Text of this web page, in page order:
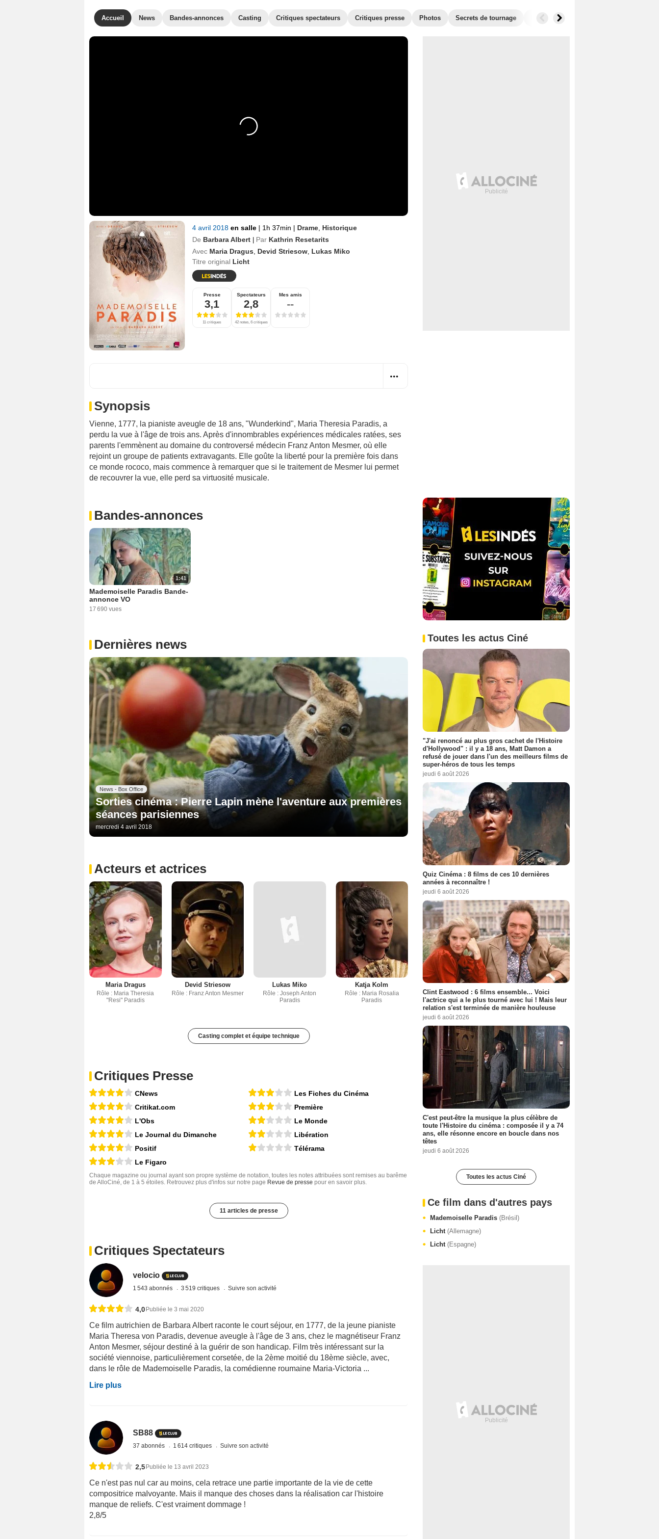
Accueil News Bandes-annonces Casting Critiques spectateurs Critiques presse Photos Secrets de tournage Box Office
4 avril 2018 en salle | 1h 37min | Drame Historique
De Barbara Albert | Par Kathrin Resetarits
Avec Maria Dragus Devid Striesow Lukas Miko
Titre original Licht
Presse
3,1
11 critiques
Spectateurs
2,8
42 notes, 6 critiques
Mes amis
--
Synopsis
Vienne, 1777, la pianiste aveugle de 18 ans, "Wunderkind", Maria Theresia Paradis, a
perdu la vue à l'âge de trois ans. Après d'innombrables expériences médicales ratées, ses
parents l'emmènent au domaine du controversé médecin Franz Anton Mesmer, où elle
rejoint un groupe de patients extravagants. Elle goûte la liberté pour la première fois dans
ce monde rococo, mais commence à remarquer que si le traitement de Mesmer lui permet
de recouvrer la vue, elle perd sa virtuosité musicale.
Bandes-annonces
1:41
Mademoiselle Paradis Bande-
annonce VO
17 690 vues
Dernières news
News - Box Office
Sorties cinéma : Pierre Lapin mène l'aventure aux premières
séances parisiennes
mercredi 4 avril 2018
Acteurs et actrices
Maria Dragus
Rôle : Maria Theresia
"Resi" Paradis
Devid Striesow
Rôle : Franz Anton Mesmer
Lukas Miko
Rôle : Joseph Anton
Paradis
Katja Kolm
Rôle : Maria Rosalia
Paradis
Casting complet et équipe technique
Critiques Presse
CNews
Critikat.com
L'Obs
Le Journal du Dimanche
Positif
Le Figaro
Les Fiches du Cinéma
Première
Le Monde
Libération
Télérama
Chaque magazine ou journal ayant son propre système de notation, toutes les notes attribuées sont remises au barême
de AlloCiné, de 1 à 5 étoiles. Retrouvez plus d'infos sur notre page Revue de presse pour en savoir plus.
11 articles de presse
Critiques Spectateurs
velocio
1 543 abonnés 3 519 critiques Suivre son activité
4,0 Publiée le 3 mai 2020
Ce film autrichien de Barbara Albert raconte le court séjour, en 1777, de la jeune pianiste
Maria Theresa von Paradis, devenue aveugle à l'âge de 3 ans, chez le magnétiseur Franz
Anton Mesmer, séjour destiné à la guérir de son handicap. Film très intéressant sur la
société viennoise, particulièrement corsetée, de la 2ème moitié du 18ème siècle, avec,
dans le rôle de Mademoiselle Paradis, la comédienne roumaine Maria-Victoria ...
Lire plus
SB88
37 abonnés 1 614 critiques Suivre son activité
2,5 Publiée le 13 avril 2023
Ce n'est pas nul car au moins, cela retrace une partie importante de la vie de cette
compositrice malvoyante. Mais il manque des choses dans la réalisation car l'histoire
manque de reliefs. C'est vraiment dommage !
2,8/5
Toutes les actus Ciné
"J'ai renoncé au plus gros cachet de l'Histoire
d'Hollywood" : il y a 18 ans, Matt Damon a
refusé de jouer dans l'un des meilleurs films de
super-héros de tous les temps
jeudi 6 août 2026
Quiz Cinéma : 8 films de ces 10 dernières
années à reconnaître !
jeudi 6 août 2026
Clint Eastwood : 6 films ensemble... Voici
l'actrice qui a le plus tourné avec lui ! Mais leur
relation s'est terminée de manière houleuse
jeudi 6 août 2026
C'est peut-être la musique la plus célèbre de
toute l'Histoire du cinéma : composée il y a 74
ans, elle résonne encore en boucle dans nos
têtes
jeudi 6 août 2026
Toutes les actus Ciné
Ce film dans d'autres pays
Mademoiselle Paradis (Brésil)
Licht (Allemagne)
Licht (Espagne)